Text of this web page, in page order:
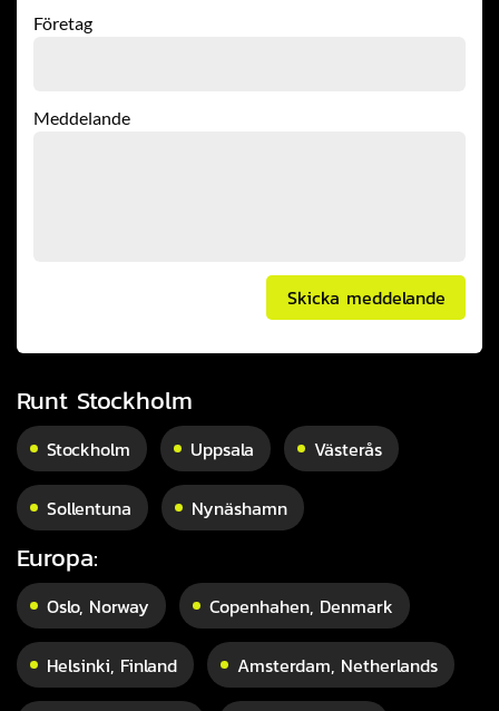
Företag
Meddelande
Skicka meddelande
Runt Stockholm
Stockholm Uppsala Västerås
Sollentuna Nynäshamn
Europa:
Oslo, Norway Copenhahen, Denmark
Helsinki, Finland Amsterdam, Netherlands